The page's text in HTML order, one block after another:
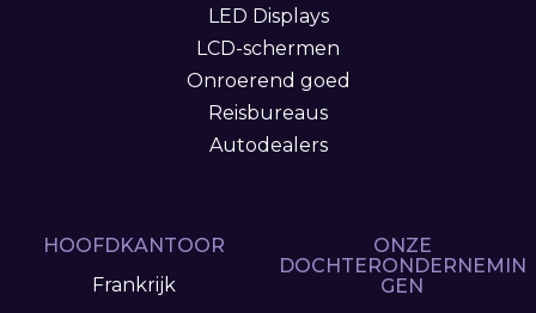
LED Displays
LCD-schermen
Onroerend goed
Reisbureaus
Autodealers
HOOFDKANTOOR
Frankrijk
ONZE
DOCHTERONDERNEMIN
GEN